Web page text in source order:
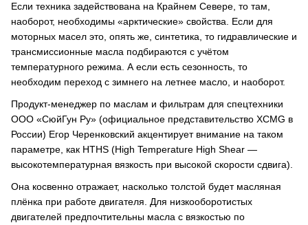
Если техника задействована на Крайнем Севере, то там,
наоборот, необходимы «арктические» свойства. Если для
моторных масел это, опять же, синтетика, то гидравлические и
трансмиссионные масла подбираются с учётом
температурного режима. А если есть сезонность, то
необходим переход с зимнего на летнее масло, и наоборот.
Продукт-менеджер по маслам и фильтрам для спецтехники
ООО «СюйГун Ру» (официальное представительство XCMG в
России) Егор Черенковский акцентирует внимание на таком
параметре, как HTHS (High Temperature High Shear —
высокотемпературная вязкость при высокой скорости сдвига).
Она косвенно отражает, насколько толстой будет масляная
плёнка при работе двигателя. Для низкооборотистых
двигателей предпочтительны масла с вязкостью по